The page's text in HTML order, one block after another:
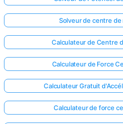
Solveur de centre
Calculateur de Centre
Calculateur de Force
Calculateur Gratuit
Calculateur de force